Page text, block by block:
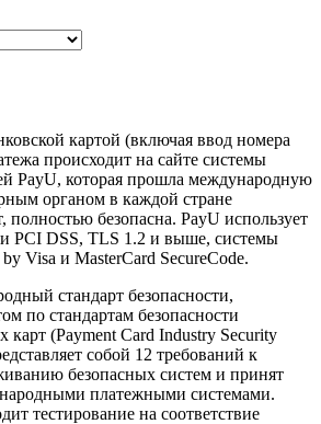
картой (включая ввод номера
происходит на сайте системы
PayU, которая прошла международную
органом в каждой стране
полностью безопасна. PayU использует
PCI DSS, TLS 1.2 и выше, системы
Visa и MasterCard SecureCode.
стандарт безопасности,
по стандартам безопасности
карт (Payment Card Industry Security
собой 12 требований к
безопасных систем и принят
платежными системами.
тестирование на соответствие